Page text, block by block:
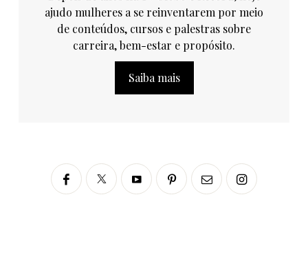
ajudo mulheres a se reinventarem por meio
de conteúdos, cursos e palestras sobre
carreira, bem-estar e propósito.
Saiba mais